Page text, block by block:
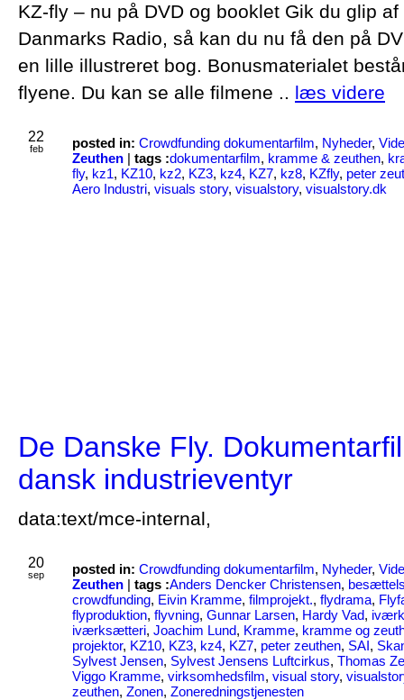
KZ-fly – nu på DVD og booklet Gik du glip
Danmarks Radio, så kan du nu få den på
en lille illustreret bog. Bonusmaterialet
flyene. Du kan se alle filmene .. læs videre
22
feb posted in: Crowdfunding dokumentarfilm, Nyheder,
Zeuthen
tags :dokumentarfilm, kramme & zeuthen,
fly, kz1, KZ10, kz2, KZ3, kz4, KZ7, kz8, KZfly, peter
Aero Industri, visuals story, visualstory, visualstory.dk
De Danske Fly.
dansk industrieventyr
data:text/mce-internal,
20
sep posted in: Crowdfunding dokumentarfilm, Nyheder,
Zeuthen
tags :Anders Dencker Christensen,
crowdfunding, Eivin Kramme, filmprojekt., flydrama,
flyproduktion, flyvning, Gunnar Larsen, Hardy Vad,
iværksætteri, Joachim Lund, Kramme, kramme og
projektor, KZ10, KZ3, kz4, KZ7, peter zeuthen, SAI ,
Sylvest Jensen, Sylvest Jensens Luftcirkus, Thomas
Viggo Kramme, virksomhedsfilm, visual story,
zeuthen, Zonen, Zoneredningstjenesten